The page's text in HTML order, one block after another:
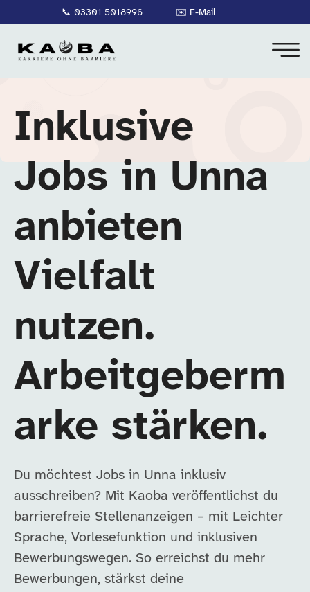
📞 03301 5018996 ✉️ E-Mail
Inklusive
Jobs in Unna
anbieten
Vielfalt
nutzen.
Arbeitgeberm
arke stärken.
Du möchtest Jobs in Unna inklusiv
ausschreiben? Mit Kaoba veröffentlichst du
barrierefreie Stellenanzeigen – mit Leichter
Sprache, Vorlesefunktion und inklusiven
Bewerbungswegen. So erreichst du mehr
Bewerbungen, stärkst deine